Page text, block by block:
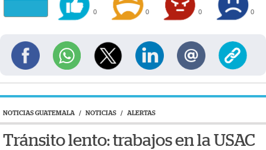
0 0 0 0
NOTICIAS GUATEMALA / NOTICIAS / ALERTAS
Tránsito lento: trabajos en la USAC